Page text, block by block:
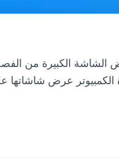
الكبيرة من